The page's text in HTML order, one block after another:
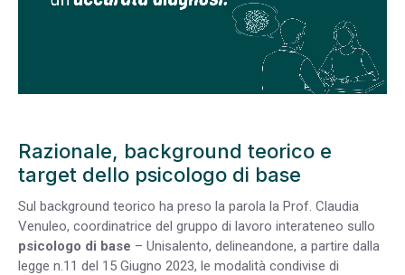
Razionale, background teorico e
target dello psicologo di base
Sul background teorico ha preso la parola la Prof. Claudia
Venuleo, coordinatrice del gruppo di lavoro interateneo sullo
psicologo di base – Unisalento, delineandone, a partire dalla
legge n.11 del 15 Giugno 2023, le modalità condivise di